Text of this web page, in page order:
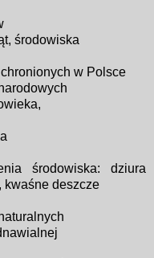
środowiska
w Polsce
środowiska: dziura
kwaśne deszcze